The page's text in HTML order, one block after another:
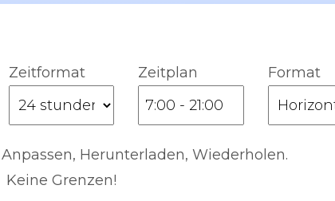
Zeitformat Zeitplan Format
Herunterladen, Wiederholen.
Keine Grenzen!